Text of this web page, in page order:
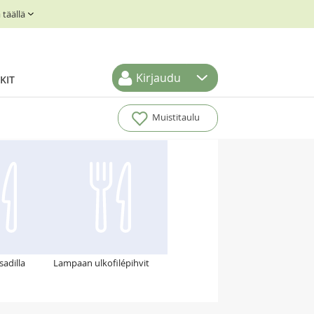
Kirjaudu
Muistitaulu
Lampaan ulkofilépihvit